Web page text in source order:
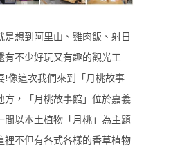
想到阿里山、雞肉飯、射日
有不少好玩又有趣的觀光工
!像這次我們來到「月桃故事
方，「月桃故事館」位於嘉義
間以本土植物「月桃」為主題
裡不但有各式各樣的香草植物